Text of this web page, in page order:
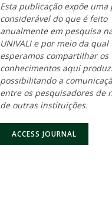
Esta publicação expõe uma
considerável do que é feito
anualmente em pesquisa
UNIVALI e por meio da qual
esperamos compartilhar os
conhecimentos aqui
possibilitando a
entre os pesquisadores de
de outras instituições.
ACCESS JOURNAL